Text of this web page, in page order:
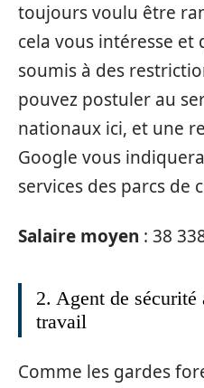
toujours voulu être
cela vous intéresse et
soumis à des
pouvez postuler au
nationaux ici, et une
Google vous
services des parcs de
Salaire moyen : 38
2. Agent de sécurité
travail
Comme les gardes